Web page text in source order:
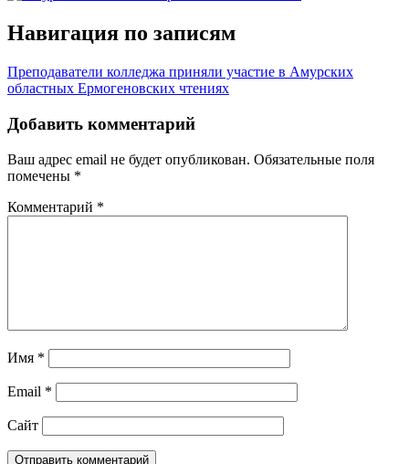
Навигация по записям
Преподаватели колледжа приняли участие в Амурских
областных Ермогеновских чтениях
Добавить комментарий
Ваш адрес email не будет опубликован. Обязательные поля
помечены *
Комментарий *
Имя *
Email *
Сайт